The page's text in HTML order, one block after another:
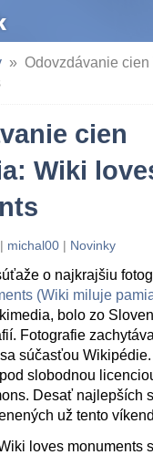
Odovzdávanie
cien
Wiki
| michal00 | Novinky
o najkrajšiu
(Wiki miluje
bolo zo
Fotografie
súčasťou
slobodnou
Desať najlepších
už tento
loves monuments